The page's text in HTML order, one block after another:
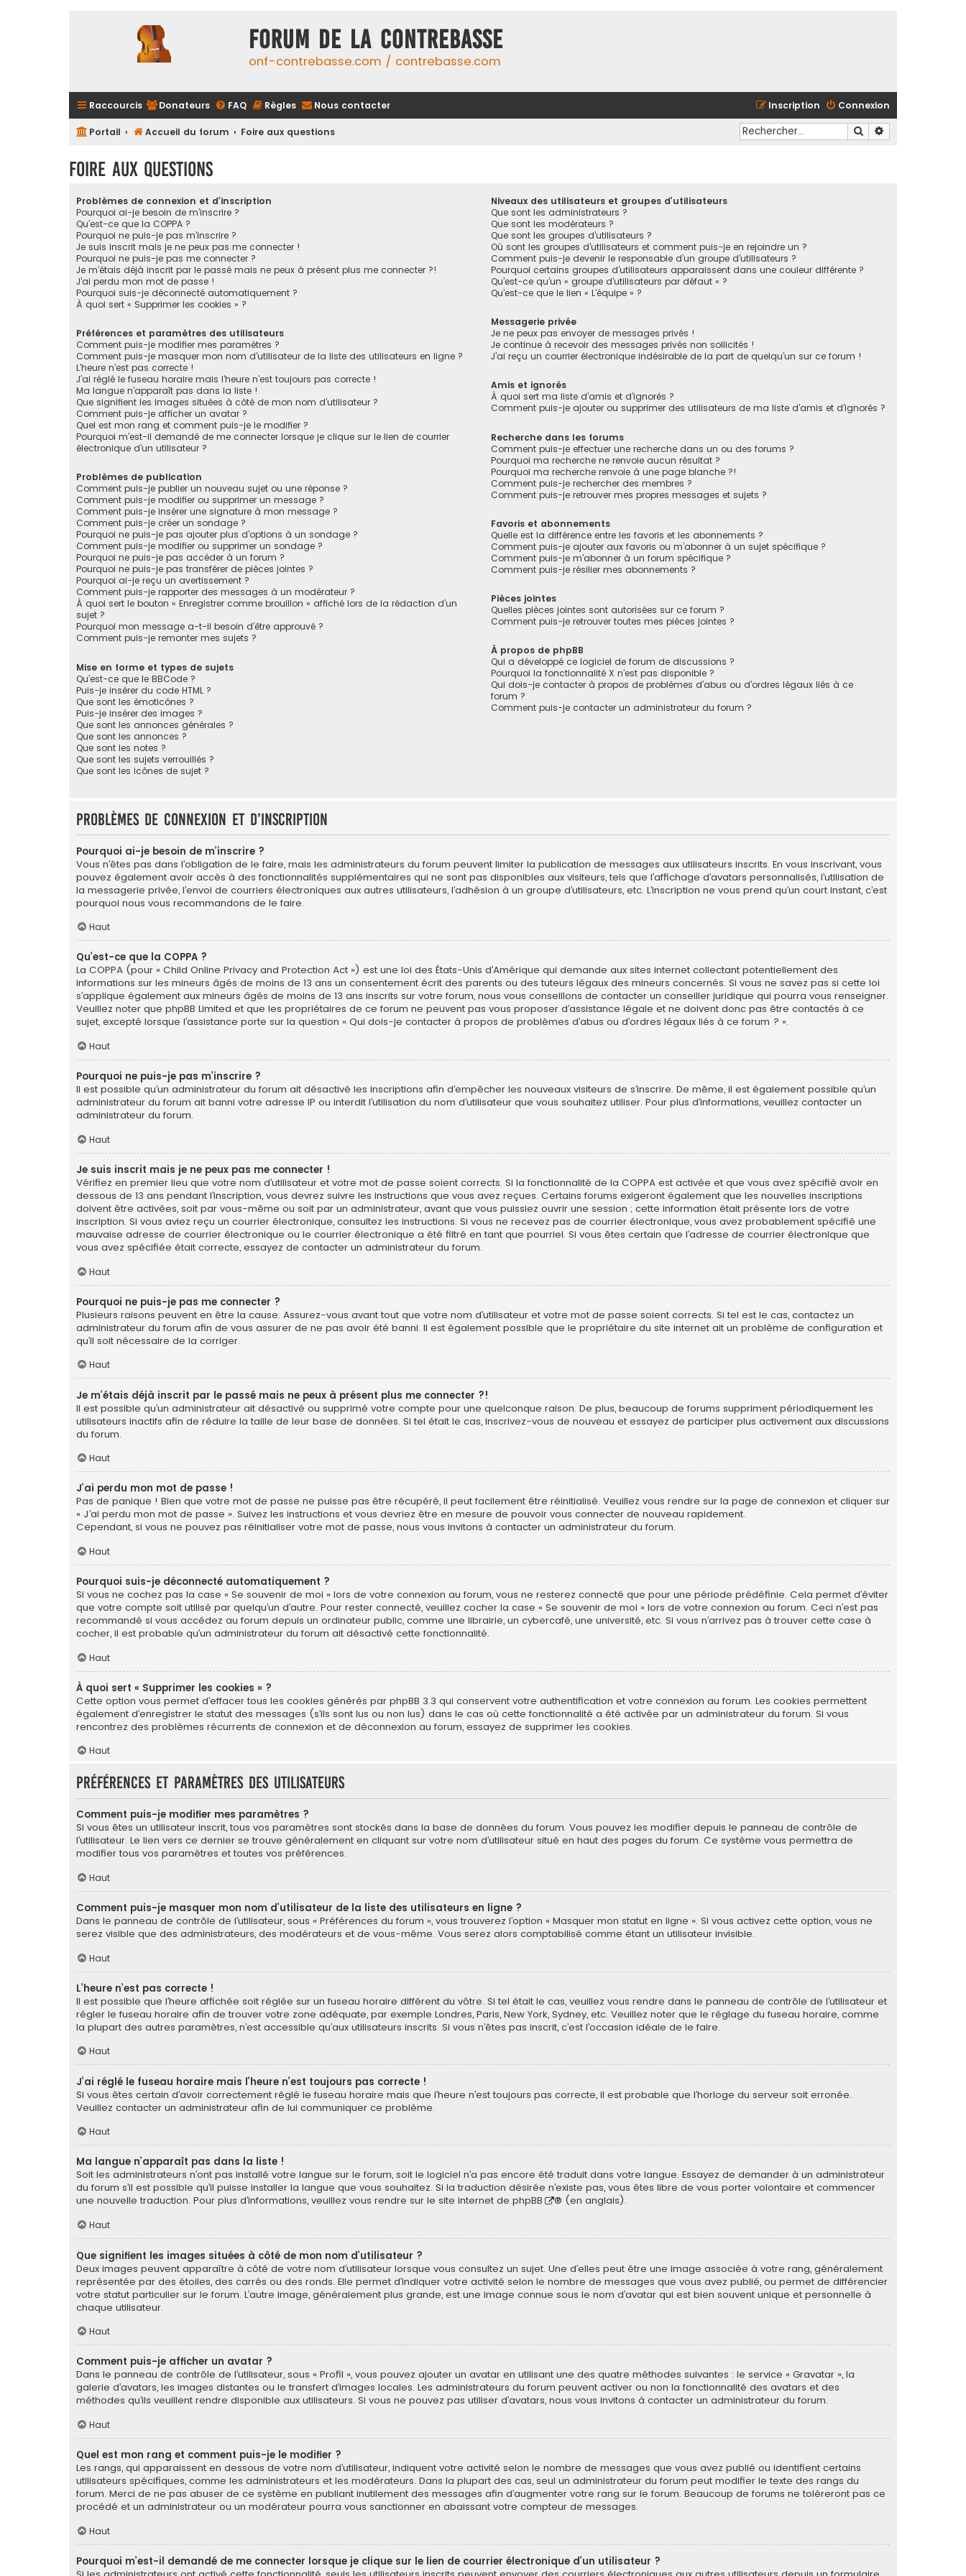
FORUM DE LA CONTREBASSE
onf-contrebasse.com / contrebasse.com
Raccourcis Donateurs FAQ Règles Nous contacter Connexion
Inscription
Portail Accueil du forum Foire aux questions Rechercher
Foire aux questions
Problèmes de connexion et d’inscription
Pourquoi ai-je besoin de m’inscrire ?
Qu’est-ce que la COPPA ?
Pourquoi ne puis-je pas m’inscrire ?
Je suis inscrit mais je ne peux pas me connecter !
Pourquoi ne puis-je pas me connecter ?
Je m’étais déjà inscrit par le passé mais ne peux à présent plus me connecter ?!
J’ai perdu mon mot de passe !
Pourquoi suis-je déconnecté automatiquement ?
À quoi sert « Supprimer les cookies » ?
Préférences et paramètres des utilisateurs
Comment puis-je modifier mes paramètres ?
Comment puis-je masquer mon nom d’utilisateur de la liste des utilisateurs en ligne ?
L’heure n’est pas correcte !
J’ai réglé le fuseau horaire mais l’heure n’est toujours pas correcte !
Ma langue n’apparaît pas dans la liste !
Que signifient les images situées à côté de mon nom d’utilisateur ?
Comment puis-je afficher un avatar ?
Quel est mon rang et comment puis-je le modifier ?
Pourquoi m’est-il demandé de me connecter lorsque je clique sur le lien de courrier
électronique d’un utilisateur ?
Problèmes de publication
Comment puis-je publier un nouveau sujet ou une réponse ?
Comment puis-je modifier ou supprimer un message ?
Comment puis-je insérer une signature à mon message ?
Comment puis-je créer un sondage ?
Pourquoi ne puis-je pas ajouter plus d’options à un sondage ?
Comment puis-je modifier ou supprimer un sondage ?
Pourquoi ne puis-je pas accéder à un forum ?
Pourquoi ne puis-je pas transférer de pièces jointes ?
Pourquoi ai-je reçu un avertissement ?
Comment puis-je rapporter des messages à un modérateur ?
À quoi sert le bouton « Enregistrer comme brouillon » affiché lors de la rédaction d’un
sujet ?
Pourquoi mon message a-t-il besoin d’être approuvé ?
Comment puis-je remonter mes sujets ?
Mise en forme et types de sujets
Qu’est-ce que le BBCode ?
Puis-je insérer du code HTML ?
Que sont les émoticônes ?
Puis-je insérer des images ?
Que sont les annonces générales ?
Que sont les annonces ?
Que sont les notes ?
Que sont les sujets verrouillés ?
Que sont les icônes de sujet ?
Niveaux des utilisateurs et groupes d’utilisateurs
Que sont les administrateurs ?
Que sont les modérateurs ?
Que sont les groupes d’utilisateurs ?
Où sont les groupes d’utilisateurs et comment puis-je en rejoindre un ?
Comment puis-je devenir le responsable d’un groupe d’utilisateurs ?
Pourquoi certains groupes d’utilisateurs apparaissent dans une couleur différente ?
Qu’est-ce qu’un « groupe d’utilisateurs par défaut » ?
Qu’est-ce que le lien « L’équipe » ?
Messagerie privée
Je ne peux pas envoyer de messages privés !
Je continue à recevoir des messages privés non sollicités !
J’ai reçu un courrier électronique indésirable de la part de quelqu’un sur ce forum !
Amis et ignorés
À quoi sert ma liste d’amis et d’ignorés ?
Comment puis-je ajouter ou supprimer des utilisateurs de ma liste d’amis et d’ignorés ?
Recherche dans les forums
Comment puis-je effectuer une recherche dans un ou des forums ?
Pourquoi ma recherche ne renvoie aucun résultat ?
Pourquoi ma recherche renvoie à une page blanche ?!
Comment puis-je rechercher des membres ?
Comment puis-je retrouver mes propres messages et sujets ?
Favoris et abonnements
Quelle est la différence entre les favoris et les abonnements ?
Comment puis-je ajouter aux favoris ou m’abonner à un sujet spécifique ?
Comment puis-je m’abonner à un forum spécifique ?
Comment puis-je résilier mes abonnements ?
Pièces jointes
Quelles pièces jointes sont autorisées sur ce forum ?
Comment puis-je retrouver toutes mes pièces jointes ?
À propos de phpBB
Qui a développé ce logiciel de forum de discussions ?
Pourquoi la fonctionnalité X n’est pas disponible ?
Qui dois-je contacter à propos de problèmes d’abus ou d’ordres légaux liés à ce
forum ?
Comment puis-je contacter un administrateur du forum ?
Problèmes de connexion et d’inscription
Pourquoi ai-je besoin de m’inscrire ?
Vous n’êtes pas dans l’obligation de le faire, mais les administrateurs du forum peuvent limiter la publication de messages aux utilisateurs inscrits. En vous inscrivant, vous
pouvez également avoir accès à des fonctionnalités supplémentaires qui ne sont pas disponibles aux visiteurs, tels que l’affichage d’avatars personnalisés, l’utilisation de
la messagerie privée, l’envoi de courriers électroniques aux autres utilisateurs, l’adhésion à un groupe d’utilisateurs, etc. L’inscription ne vous prend qu’un court instant, c’est
pourquoi nous vous recommandons de le faire.
Haut
Qu’est-ce que la COPPA ?
La COPPA (pour « Child Online Privacy and Protection Act ») est une loi des États-Unis d’Amérique qui demande aux sites internet collectant potentiellement des
informations sur les mineurs âgés de moins de 13 ans un consentement écrit des parents ou des tuteurs légaux des mineurs concernés. Si vous ne savez pas si cette loi
s’applique également aux mineurs âgés de moins de 13 ans inscrits sur votre forum, nous vous conseillons de contacter un conseiller juridique qui pourra vous renseigner.
Veuillez noter que phpBB Limited et que les propriétaires de ce forum ne peuvent pas vous proposer d’assistance légale et ne doivent donc pas être contactés à ce
sujet, excepté lorsque l’assistance porte sur la question « Qui dois-je contacter à propos de problèmes d’abus ou d’ordres légaux liés à ce forum ? ».
Haut
Pourquoi ne puis-je pas m’inscrire ?
Il est possible qu’un administrateur du forum ait désactivé les inscriptions afin d’empêcher les nouveaux visiteurs de s’inscrire. De même, il est également possible qu’un
administrateur du forum ait banni votre adresse IP ou interdit l’utilisation du nom d’utilisateur que vous souhaitez utiliser. Pour plus d’informations, veuillez contacter un
administrateur du forum.
Haut
Je suis inscrit mais je ne peux pas me connecter !
Vérifiez en premier lieu que votre nom d’utilisateur et votre mot de passe soient corrects. Si la fonctionnalité de la COPPA est activée et que vous avez spécifié avoir en
dessous de 13 ans pendant l’inscription, vous devrez suivre les instructions que vous avez reçues. Certains forums exigeront également que les nouvelles inscriptions
doivent être activées, soit par vous-même ou soit par un administrateur, avant que vous puissiez ouvrir une session ; cette information était présente lors de votre
inscription. Si vous aviez reçu un courrier électronique, consultez les instructions. Si vous ne recevez pas de courrier électronique, vous avez probablement spécifié une
mauvaise adresse de courrier électronique ou le courrier électronique a été filtré en tant que pourriel. Si vous êtes certain que l’adresse de courrier électronique que
vous avez spécifiée était correcte, essayez de contacter un administrateur du forum.
Haut
Pourquoi ne puis-je pas me connecter ?
Plusieurs raisons peuvent en être la cause. Assurez-vous avant tout que votre nom d’utilisateur et votre mot de passe soient corrects. Si tel est le cas, contactez un
administrateur du forum afin de vous assurer de ne pas avoir été banni. Il est également possible que le propriétaire du site internet ait un problème de configuration et
qu’il soit nécessaire de la corriger.
Haut
Je m’étais déjà inscrit par le passé mais ne peux à présent plus me connecter ?!
Il est possible qu’un administrateur ait désactivé ou supprimé votre compte pour une quelconque raison. De plus, beaucoup de forums suppriment périodiquement les
utilisateurs inactifs afin de réduire la taille de leur base de données. Si tel était le cas, inscrivez-vous de nouveau et essayez de participer plus activement aux discussions
du forum.
Haut
J’ai perdu mon mot de passe !
Pas de panique ! Bien que votre mot de passe ne puisse pas être récupéré, il peut facilement être réinitialisé. Veuillez vous rendre sur la page de connexion et cliquer sur
« J’ai perdu mon mot de passe ». Suivez les instructions et vous devriez être en mesure de pouvoir vous connecter de nouveau rapidement.
Cependant, si vous ne pouvez pas réinitialiser votre mot de passe, nous vous invitons à contacter un administrateur du forum.
Haut
Pourquoi suis-je déconnecté automatiquement ?
Si vous ne cochez pas la case « Se souvenir de moi » lors de votre connexion au forum, vous ne resterez connecté que pour une période prédéfinie. Cela permet d’éviter
que votre compte soit utilisé par quelqu’un d’autre. Pour rester connecté, veuillez cocher la case « Se souvenir de moi » lors de votre connexion au forum. Ceci n’est pas
recommandé si vous accédez au forum depuis un ordinateur public, comme une librairie, un cybercafé, une université, etc. Si vous n’arrivez pas à trouver cette case à
cocher, il est probable qu’un administrateur du forum ait désactivé cette fonctionnalité.
Haut
À quoi sert « Supprimer les cookies » ?
Cette option vous permet d’effacer tous les cookies générés par phpBB 3.3 qui conservent votre authentification et votre connexion au forum. Les cookies permettent
également d’enregistrer le statut des messages (s’ils sont lus ou non lus) dans le cas où cette fonctionnalité a été activée par un administrateur du forum. Si vous
rencontrez des problèmes récurrents de connexion et de déconnexion au forum, essayez de supprimer les cookies.
Haut
Préférences et paramètres des utilisateurs
Comment puis-je modifier mes paramètres ?
Si vous êtes un utilisateur inscrit, tous vos paramètres sont stockés dans la base de données du forum. Vous pouvez les modifier depuis le panneau de contrôle de
l’utilisateur. Le lien vers ce dernier se trouve généralement en cliquant sur votre nom d’utilisateur situé en haut des pages du forum. Ce système vous permettra de
modifier tous vos paramètres et toutes vos préférences.
Haut
Comment puis-je masquer mon nom d’utilisateur de la liste des utilisateurs en ligne ?
Dans le panneau de contrôle de l’utilisateur, sous « Préférences du forum », vous trouverez l’option « Masquer mon statut en ligne ». Si vous activez cette option, vous ne
serez visible que des administrateurs, des modérateurs et de vous-même. Vous serez alors comptabilisé comme étant un utilisateur invisible.
Haut
L’heure n’est pas correcte !
Il est possible que l’heure affichée soit réglée sur un fuseau horaire différent du vôtre. Si tel était le cas, veuillez vous rendre dans le panneau de contrôle de l’utilisateur et
régler le fuseau horaire afin de trouver votre zone adéquate, par exemple Londres, Paris, New York, Sydney, etc. Veuillez noter que le réglage du fuseau horaire, comme
la plupart des autres paramètres, n’est accessible qu’aux utilisateurs inscrits. Si vous n’êtes pas inscrit, c’est l’occasion idéale de le faire.
Haut
J’ai réglé le fuseau horaire mais l’heure n’est toujours pas correcte !
Si vous êtes certain d’avoir correctement réglé le fuseau horaire mais que l’heure n’est toujours pas correcte, il est probable que l’horloge du serveur soit erronée.
Veuillez contacter un administrateur afin de lui communiquer ce problème.
Haut
Ma langue n’apparaît pas dans la liste !
Soit les administrateurs n’ont pas installé votre langue sur le forum, soit le logiciel n’a pas encore été traduit dans votre langue. Essayez de demander à un administrateur
du forum s’il est possible qu’il puisse installer la langue que vous souhaitez. Si la traduction désirée n’existe pas, vous êtes libre de vous porter volontaire et commencer
une nouvelle traduction. Pour plus d’informations, veuillez vous rendre sur le site internet de phpBB ® (en anglais).
Haut
Que signifient les images situées à côté de mon nom d’utilisateur ?
Deux images peuvent apparaître à côté de votre nom d’utilisateur lorsque vous consultez un sujet. Une d’elles peut être une image associée à votre rang, généralement
représentée par des étoiles, des carrés ou des ronds. Elle permet d’indiquer votre activité selon le nombre de messages que vous avez publié, ou permet de différencier
votre statut particulier sur le forum. L’autre image, généralement plus grande, est une image connue sous le nom d’avatar qui est bien souvent unique et personnelle à
chaque utilisateur.
Haut
Comment puis-je afficher un avatar ?
Dans le panneau de contrôle de l’utilisateur, sous « Profil », vous pouvez ajouter un avatar en utilisant une des quatre méthodes suivantes : le service « Gravatar », la
galerie d’avatars, les images distantes ou le transfert d’images locales. Les administrateurs du forum peuvent activer ou non la fonctionnalité des avatars et des
méthodes qu’ils veuillent rendre disponible aux utilisateurs. Si vous ne pouvez pas utiliser d’avatars, nous vous invitons à contacter un administrateur du forum.
Haut
Quel est mon rang et comment puis-je le modifier ?
Les rangs, qui apparaissent en dessous de votre nom d’utilisateur, indiquent votre activité selon le nombre de messages que vous avez publié ou identifient certains
utilisateurs spécifiques, comme les administrateurs et les modérateurs. Dans la plupart des cas, seul un administrateur du forum peut modifier le texte des rangs du
forum. Merci de ne pas abuser de ce système en publiant inutilement des messages afin d’augmenter votre rang sur le forum. Beaucoup de forums ne toléreront pas ce
procédé et un administrateur ou un modérateur pourra vous sanctionner en abaissant votre compteur de messages.
Haut
Pourquoi m’est-il demandé de me connecter lorsque je clique sur le lien de courrier électronique d’un utilisateur ?